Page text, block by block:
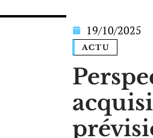
19/10/2025
ACTU